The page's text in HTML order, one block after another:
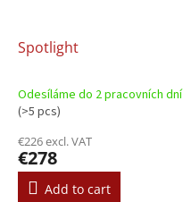
Spotlight
Odesíláme do 2 pracovních dní
(>5 pcs)
€226 excl. VAT
€278
Add to cart